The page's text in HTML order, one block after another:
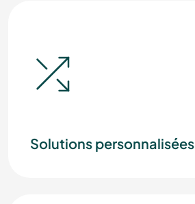
Solutions personnalisées